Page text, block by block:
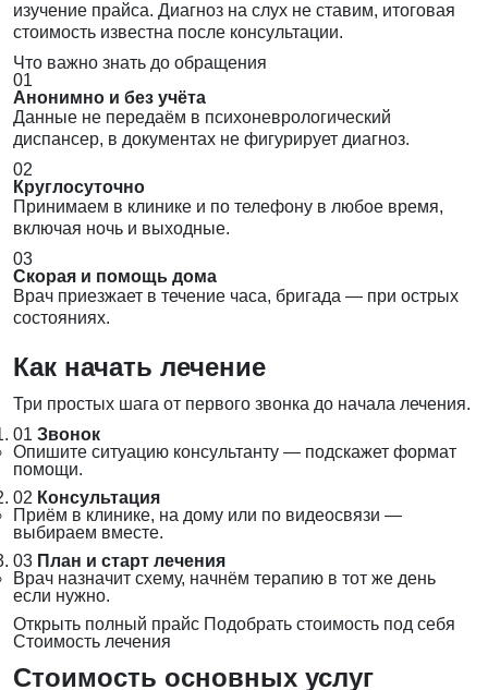
изучение прайса. Диагноз на слух не ставим, итоговая
стоимость известна после консультации.
Что важно знать до обращения
01
Анонимно и без учёта
Данные не передаём в психоневрологический
диспансер, в документах не фигурирует диагноз.
02
Круглосуточно
Принимаем в клинике и по телефону в любое время,
включая ночь и выходные.
03
Скорая и помощь дома
Врач приезжает в течение часа, бригада — при острых
состояниях.
Как начать лечение
Три простых шага от первого звонка до начала лечения.
01 Звонок
Опишите ситуацию консультанту — подскажет формат
помощи.
02 Консультация
Приём в клинике, на дому или по видеосвязи —
выбираем вместе.
03 План и старт лечения
Врач назначит схему, начнём терапию в тот же день
если нужно.
Открыть полный прайс Подобрать стоимость под себя
Стоимость лечения
Стоимость основных услуг